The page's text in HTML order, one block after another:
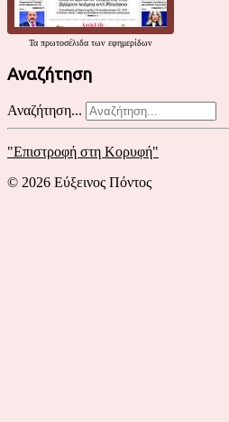
Τα πρωτοσέλιδα των εφημερίδων
Αναζήτηση
Αναζήτηση...
"Επιστροφή στη Κορυφή"
© 2026 Εύξεινος Πόντος